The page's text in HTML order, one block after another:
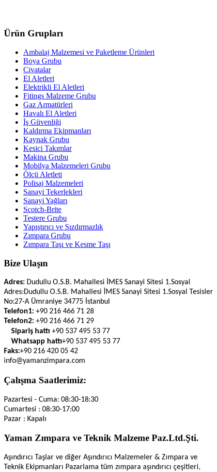
Ürün Grupları
Ambalaj Malzemesi ve Paketleme Ürünleri
Boya Grubu
Civatalar
El Aletleri
Elektrikli El Aletleri
Fitings Malzeme Grubu
Gaz Armatürleri
Havalı El Aletleri
İş Güvenliği
Kaldırma Ekipmanları
Kaynak Grubu
Kesici Takımlar
Makina Grubu
Mobilya Malzemeleri Grubu
Ölçü Aletleti
Polisaj Malzemeleri
Sanayi Tekerlekleri
Sanayi Yağları
Scotch-Brite
Testere Grubu
Yapıştırıcı ve Sızdırmazlık
Zımpara Grubu
Zımpara Taşı ve Kesme Taşı
Bize Ulaşın
Adres: Dudullu O.S.B. Mahallesi İMES Sanayi Sitesi 1.Sosyal
Adres:Dudullu O.S.B. Mahallesi İMES Sanayi Sitesi 1.Sosyal Tesisler
No:27-A Ümraniye 34775 İstanbul
Telefon1: +90 216 466 71 28
Telefon2: +90 216 466 71 29
Sipariş hattı +90 537 495 53 77
Whatsapp hattı+90 537 495 53 77
Faks:+90 216 420 05 42
info@yamanzimpara.com
Çalışma Saatlerimiz:
Pazartesi - Cuma: 08:30-18:30
Cumartesi : 08:30-17:00
Pazar : Kapalı
Yaman Zımpara ve Teknik Malzeme Paz.Ltd.Şti.
Aşındırıcı Taşlar ve diğer Aşındırıcı Malzemeler & Zımpara ve
Teknik Ekipmanları Pazarlama tüm zımpara aşındırıcı çeşitleri,